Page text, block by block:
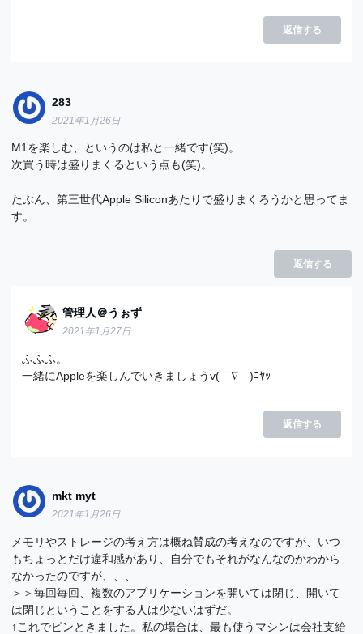
返信する
283
2021年1月26日
M1を楽しむ、というのは私と一緒です(笑)。
次買う時は盛りまくるという点も(笑)。
たぶん、第三世代Apple Siliconあたりで盛りまくろうかと思ってま
す。
返信する
管理人＠うぉず
2021年1月27日
ふふふ。
一緒にAppleを楽しんでいきましょうv(￣∇￣)ﾆﾔｯ
返信する
mkt myt
2021年1月26日
メモリやストレージの考え方は概ね賛成の考えなのですが、いつ
もちょっとだけ違和感があり、自分でもそれがなんなのかわから
なかったのですが、、、
＞＞毎回毎回、複数のアプリケーションを開いては閉じ、開いて
は閉じということをする人は少ないはずだ。
↑これでピンときました。私の場合は、最も使うマシンは会社支給